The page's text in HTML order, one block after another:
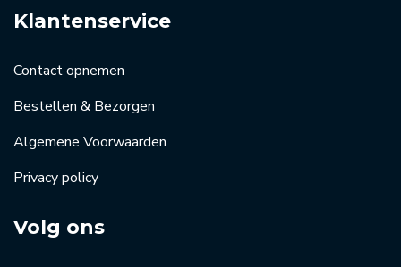
Klantenservice
Contact opnemen
Bestellen & Bezorgen
Algemene Voorwaarden
Privacy policy
Volg ons